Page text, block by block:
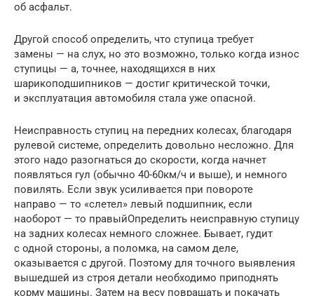
об асфальт.
Другой способ определить, что ступица требует
замены — на слух, но это возможно, только когда износ
ступицы — а, точнее, находящихся в них
шарикоподшипников — достиг критической точки,
и эксплуатация автомобиля стала уже опасной.
Неисправность ступиц на передних колесах, благодаря
рулевой системе, определить довольно несложно. Для
этого надо разогнаться до скорости, когда начнет
появляться гул (обычно 40-60км/ч и выше), и немного
повилять. Если звук усиливается при повороте
направо — то «слетел» левый подшипник, если
наоборот — то правыйОпределить неисправную ступицу
на задних колесах немного сложнее. Бывает, гудит
с одной стороны, а поломка, на самом деле,
оказывается с другой. Поэтому для точного выявления
вышедшей из строя детали необходимо приподнять
корму машины. Затем на весу повращать и покачать